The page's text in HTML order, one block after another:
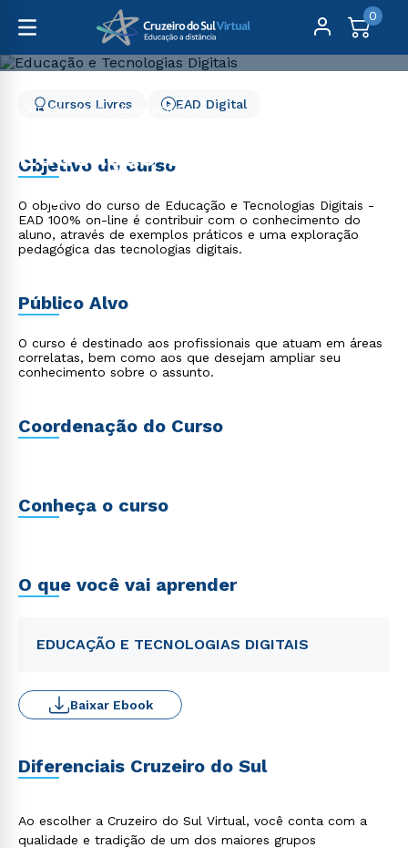
0
Cursos Livres
Educação
Educação e Tecnologias
Digitais
Cursos Livres EAD Digital
Objetivo do curso
O objetivo do curso de Educação e Tecnologias Digitais -
EAD 100% on-line é contribuir com o conhecimento do
aluno, através de exemplos práticos e uma exploração
pedagógica das tecnologias digitais.
Público Alvo
O curso é destinado aos profissionais que atuam em áreas
correlatas, bem como aos que desejam ampliar seu
conhecimento sobre o assunto.
Coordenação do Curso
Conheça o curso
O que você vai aprender
EDUCAÇÃO E TECNOLOGIAS DIGITAIS
Baixar Ebook
Diferenciais Cruzeiro do Sul
Ao escolher a Cruzeiro do Sul Virtual, você conta com a
qualidade e tradição de um dos maiores grupos